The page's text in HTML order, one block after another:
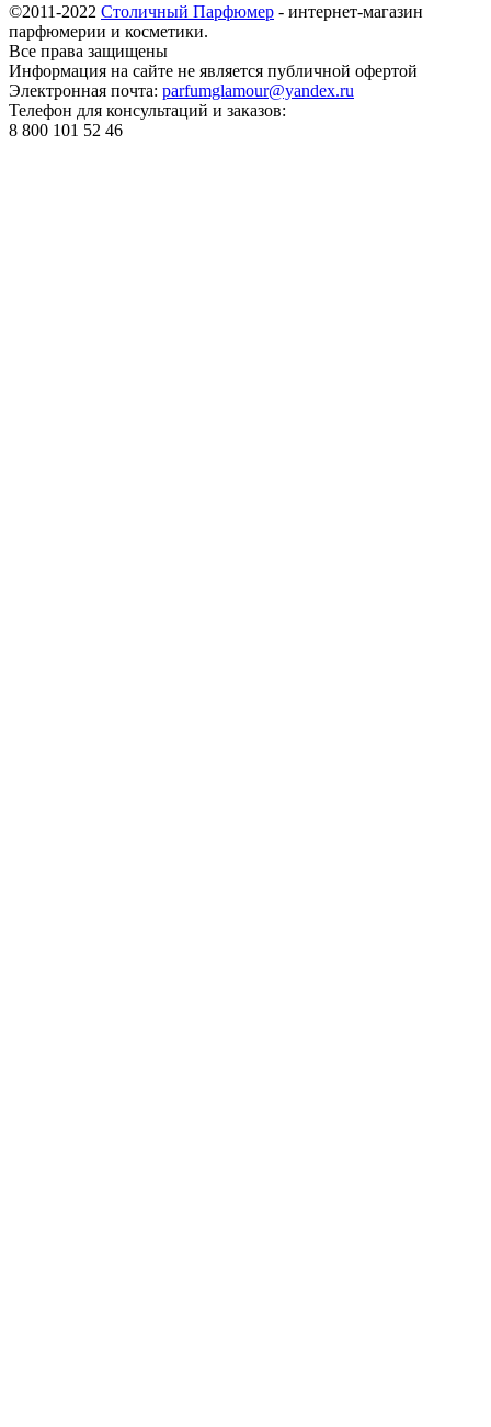
©2011-2022 Столичный Парфюмер - интернет-магазин
парфюмерии и косметики.
Все права защищены
Информация на сайте не является публичной офертой
Электронная почта: parfumglamour@yandex.ru
Телефон для консультаций и заказов:
8 800 101 52 46